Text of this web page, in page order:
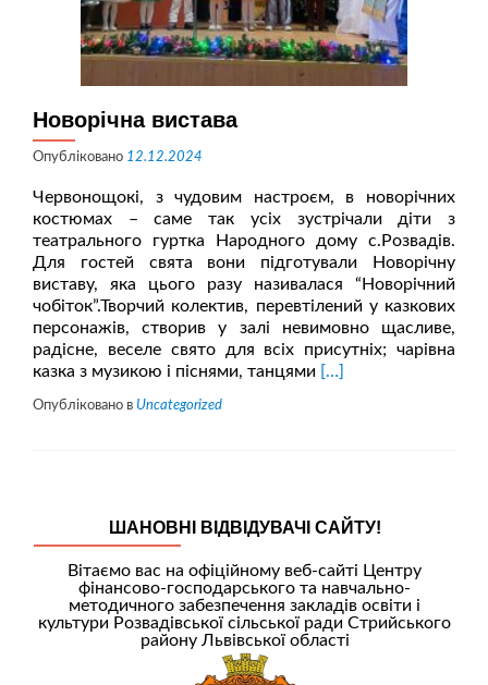
Новорічна вистава
Опубліковано 12.12.2024
Червонощокі, з чудовим настроєм, в новорічних
костюмах – саме так усіх зустрічали діти з
театрального гуртка Народного дому с.Розвадів.
Для гостей свята вони підготували Новорічну
виставу, яка цього разу називалася “Новорічний
чобіток”.Творчий колектив, перевтілений у казкових
персонажів, створив у залі невимовно щасливе,
радісне, веселе свято для всіх присутніх; чарівна
казка з музикою і піснями, танцями Читати
[…]
Опубліковано в Uncategorized
ШАНОВНІ ВІДВІДУВАЧІ САЙТУ!
Вітаємо вас на офіційному веб-сайті Центру
фінансово-господарського та навчально-
методичного забезпечення закладів освіти і
культури Розвадівської сільської ради Стрийського
району Львівської області